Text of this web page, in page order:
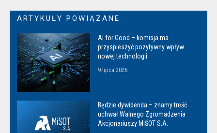
ARTYKUŁY POWIĄZANE
AI for Good – komisja ma
przyspieszyć pozytywny wpływ
nowej technologii
9 lipca 2026
Będzie dywidenda – znamy treść
uchwał Walnego Zgromadzenia
Akcjonariuszy MiŚOT S.A.